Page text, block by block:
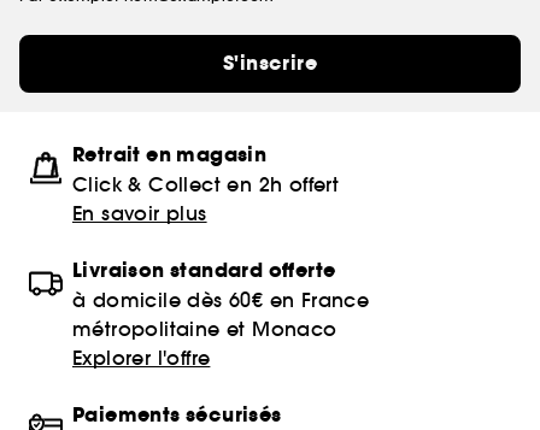
S'inscrire
Retrait en magasin
Click & Collect en 2h offert
En savoir plus
Livraison standard offerte
à domicile dès 60€ en France
métropolitaine et Monaco
Explorer l'offre
Paiements sécurisés